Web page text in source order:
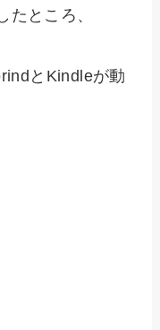
ところ、
とKindleが動